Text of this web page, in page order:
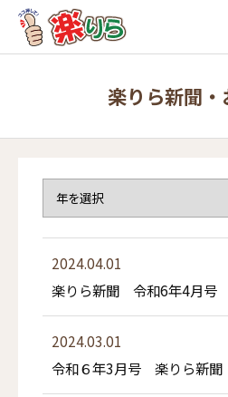
楽りら新聞
2024.04.01
楽りら新聞 令和6年4月号
2024.03.01
令和６年3月号 楽りら新聞